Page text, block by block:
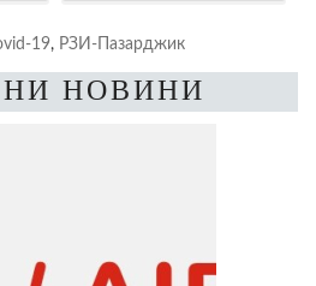
19, РЗИ-Пазарджик
НОВИНИ